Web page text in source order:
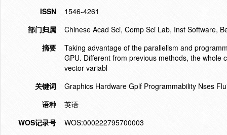
ISSN
1546-4261
部门归属
Chinese Acad Sci, Comp Sci Lab, Inst Software,
摘要
Taking advantage of the parallelism and
GPU. Different from previous methods, the
vector variabl
关键词
Graphics Hardware Gplf Programmability Nses
语种
英语
WOS记录号
WOS:000222795700003